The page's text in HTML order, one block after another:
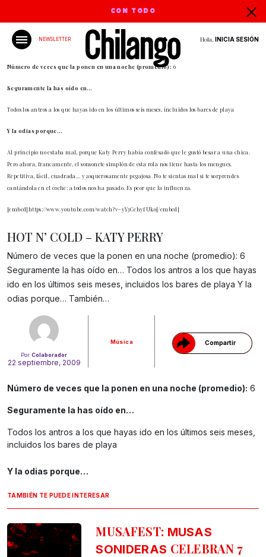
CON TODO
NEWSLETTER Hola, INICIA SESIÓN
Número de veces que la ponen en una noche (promedio): 6
Seguramente la has oído en…
Todos los antros a los que hayas ido en los últimos seis meses, incluidos los bares de playa
Y la odias porque…
Al principio no estaba mal, porque Katy Perry había confesado que le gustó besar a una chica.
Pero ahora, francamente, el sonsonete simplón de esta rola nos tiene hasta los mengues.
Repetitiva, fácil, cuadrada… y asquerosamente pegajosa. No te sientas mal si te sorprendes
cantándola en el coche: a todos nos ha pasado. Es peor que la influenza.
[embed]https://www.youtube.com/watch?v=yY3CehyfUko[/embed]
PorColaborador
22 septiembre, 2009
Música Compartir
Gracias!
HOT N’ COLD – KATY PERRY
Número de veces que la ponen en una noche (promedio): 6
Seguramente la has oído en… Todos los antros a los que hayas
ido en los últimos seis meses, incluidos los bares de playa Y la
odias porque… También…
Número de veces que la ponen en una noche (promedio): 6
Seguramente la has oído en…
Todos los antros a los que hayas ido en los últimos seis meses,
incluidos los bares de playa
Y la odias porque…
TAMBIÉN TE PUEDE INTERESAR
MUSAFEST: MUSAS
SONIDERAS CELEBRAN 7